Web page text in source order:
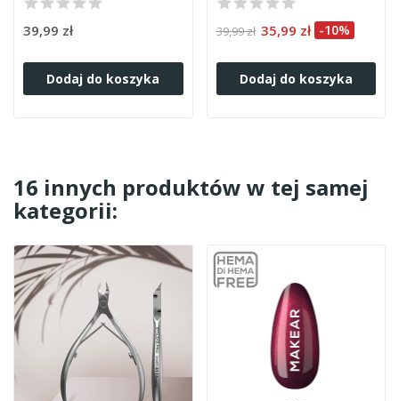
39,99 zł
Dodaj do koszyka
39,99 zł 35,99 zł -10%
Dodaj do koszyka
16 innych produktów w tej samej
kategorii: